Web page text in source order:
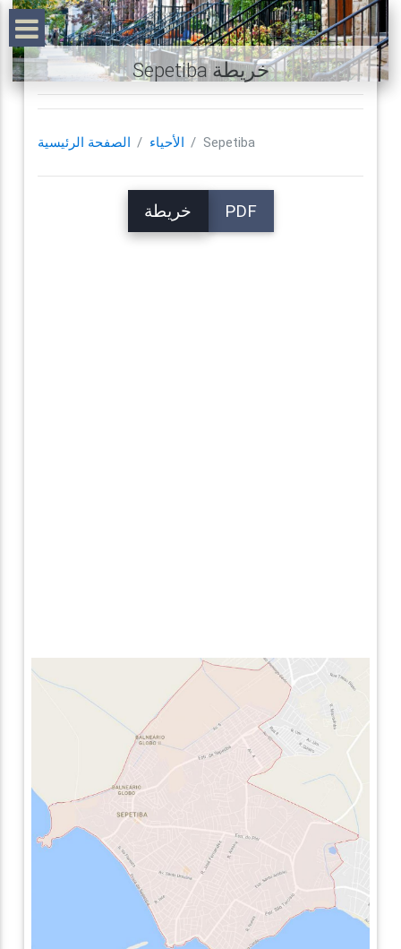
Sepetiba خريطة
الصفحة الرئيسية الأحياء Sepetiba
خريطة PDF